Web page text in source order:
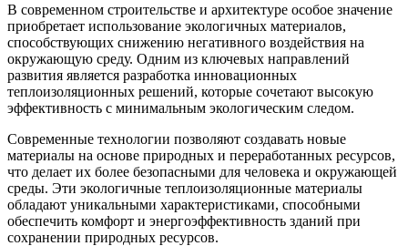
В современном строительстве и архитектуре особое значение
приобретает использование экологичных материалов,
способствующих снижению негативного воздействия на
окружающую среду. Одним из ключевых направлений
развития является разработка инновационных
теплоизоляционных решений, которые сочетают высокую
эффективность с минимальным экологическим следом.
Современные технологии позволяют создавать новые
материалы на основе природных и переработанных ресурсов,
что делает их более безопасными для человека и окружающей
среды. Эти экологичные теплоизоляционные материалы
обладают уникальными характеристиками, способными
обеспечить комфорт и энергоэффективность зданий при
сохранении природных ресурсов.